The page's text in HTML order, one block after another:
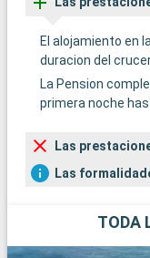
El alojamiento en
duracion del
La Pension
primera noche
Las
Las
TODA